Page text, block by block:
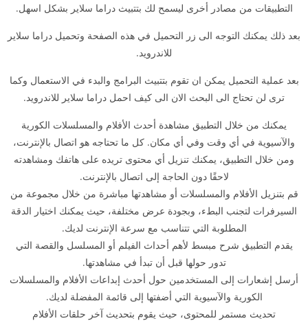
التطبيقات من مصادر أخرى ليسمح لك بتتبيث دراما سلاير بشكل اسهل.
بعد ذلك يمكنك التوجه الى زر التحميل في هذه الصفحة وتحميل دراما سلاير
للاندرويد.
بعد عملية التحميل يمكن ان تقوم بتتبيث البرامج والبدء في الاستعمال وكما
ترى لن تحتاج الى البحث الان الى كيف احمل دراما سلاير للاندرويد.
يمكنك من خلال التطبيق مشاهدة أحدث الأفلام والمسلسلات الكورية
والآسيوية في أي وقت وفي أي مكان. كل ما تحتاجه هو اتصال بالإنترنت،
ومن خلال التطبيق، يمكنك تنزيل أي محتوى تريده على هاتفك ومشاهدته
لاحقًا دون الحاجة إلى اتصال بالإنترنت.
قم بتنزيل الأفلام والمسلسلات أو مشاهدتها مباشرة من خلال مجموعة من
السيرفرات لتجنب البطء، وبجودة عرض مختلفة، حيث يمكنك اختيار الدقة
المطلوبة التي تتناسب مع سرعة الإنترنت لديك.
يقدم التطبيق شرح مبسط لأهم أحداث الفيلم أو المسلسل والقصة التي
تدور حولها قبل أن تبدأ في مشاهدتها.
أرسل إشعارات إلى المستخدمين حول أحدث إبداعات الأفلام والمسلسلات
الكورية والآسيوية التي أضفتها إلى قائمة المفضلة لديك.
تحديث مستمر للمحتوى، حيث يقوم بتحديث آخر حلقات الأفلام